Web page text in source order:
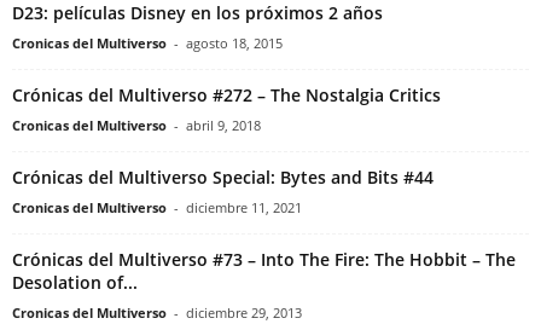
D23: películas Disney en los próximos 2 años
Cronicas del Multiverso - agosto 18, 2015
Crónicas del Multiverso #272 – The Nostalgia Critics
Cronicas del Multiverso - abril 9, 2018
Crónicas del Multiverso Special: Bytes and Bits #44
Cronicas del Multiverso - diciembre 11, 2021
Crónicas del Multiverso #73 – Into The Fire: The Hobbit – The
Desolation of...
Cronicas del Multiverso - diciembre 29, 2013